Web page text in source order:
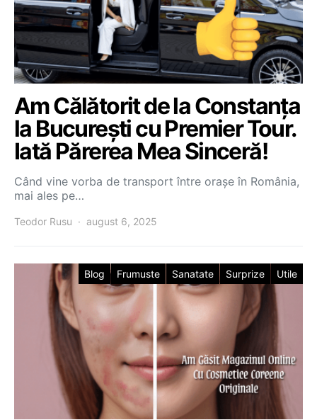
Am Călătorit de la Constanța
la București cu Premier Tour.
Iată Părerea Mea Sinceră!
Când vine vorba de transport între orașe în România,
mai ales pe…
Teodor Rusu august 6, 2025
Blog Frumuste Sanatate Surprize Utile